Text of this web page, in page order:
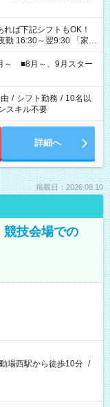
～翌9:30 「家族
飯の準備がしたい」
希望を教えてください
で週40時間を超える場
～ ■8月～、9月スター
/ シフト勤務 / 10名以
スキル不要
詳細へ
掲載日：2026.08.10
競技会場での
場西駅から徒歩10分 /